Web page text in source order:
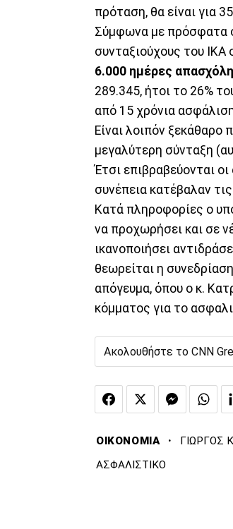
πρόταση, θα είναι για
Σύμφωνα με πρόσφατα
συνταξιούχους του ΙΚΑ
6.000 ημέρες
289.345, ήτοι το 26%
από 15 χρόνια
Είναι λοιπόν ξεκάθαρο
μεγαλύτερη σύνταξη
Έτσι επιβραβεύονται
συνέπεια κατέβαλαν
Κατά πληροφορίες ο
να προχωρήσει και σε
ικανοποιήσει
θεωρείται η
απόγευμα, όπου ο κ.
κόμματος για το
Ακολουθήστε το CNN
ΟΙΚΟΝΟΜΙΑ · ΓΙΩΡΓΟΣ
ΑΣΦΑΛΙΣΤΙΚΟ